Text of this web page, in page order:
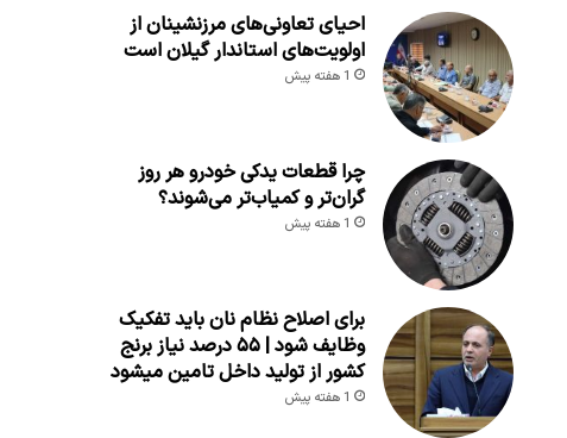
احیای تعاونی‌های مرزنشینان از
اولویت‌های استاندار گیلان است
1 هفته پیش
چرا قطعات یدکی خودرو هر روز
گران‌تر و کمیاب‌تر می‌شوند؟
1 هفته پیش
برای اصلاح نظام نان باید تفکیک
وظایف شود | ۵۵ درصد نیاز برنج
کشور از تولید داخل تامین میشود
1 هفته پیش